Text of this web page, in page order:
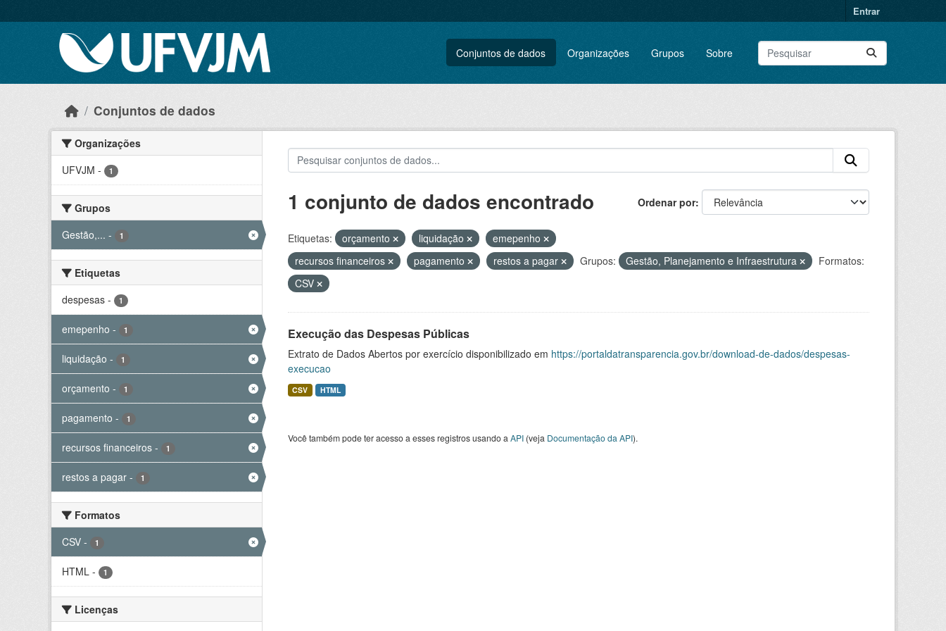
Entrar
Conjuntos de dados Organizações Grupos Sobre
Conjuntos de dados
Organizações
UFVJM - 1
Grupos
Gestão,... - 1
Etiquetas
despesas - 1
emepenho - 1
liquidação - 1
orçamento - 1
pagamento - 1
recursos financeiros - 1
restos a pagar - 1
Formatos
CSV - 1
HTML - 1
Licenças
Ordenar por
1 conjunto de dados encontrado
Etiquetas: orçamento liquidação
emepenho
recursos financeiros
pagamento restos a pagar Grupos: Gestão, Planejamento e Infraestrutura
Formatos:
CSV
Execução das Despesas Públicas
Extrato de Dados Abertos por exercício disponibilizado em https://portaldatransparencia.gov.br/download-de-dados/despesas-
execucao
CSV HTML
Você também pode ter acesso a esses registros usando a API(veja Documentação da API).